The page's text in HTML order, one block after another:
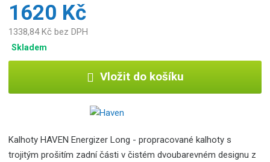
1620 Kč
1338,84 Kč bez DPH
Skladem
Vložit do košíku
Kalhoty HAVEN Energizer Long - propracované kalhoty s
trojitým prošitím zadní části v čistém dvoubarevném designu z